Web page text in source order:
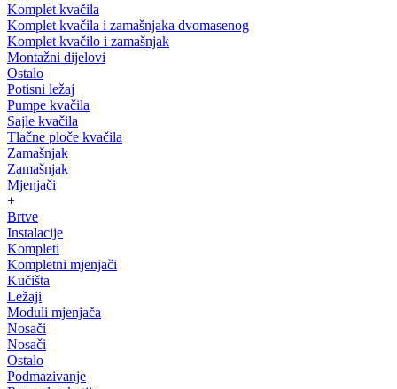
Komplet kvačila
Komplet kvačila i zamašnjaka dvomasenog
Komplet kvačilo i zamašnjak
Montažni dijelovi
Ostalo
Potisni ležaj
Pumpe kvačila
Sajle kvačila
Tlačne ploče kvačila
Zamašnjak
Zamašnjak
Mjenjači
+
Brtve
Instalacije
Kompleti
Kompletni mjenjači
Kučišta
Ležaji
Moduli mjenjača
Nosači
Nosači
Ostalo
Podmazivanje